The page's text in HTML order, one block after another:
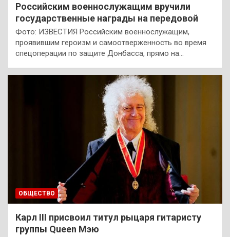
Российским военнослужащим вручили
государственные награды на передовой
Фото: ИЗВЕСТИЯ Российским военнослужащим,
проявившим героизм и самоотверженность во время
спецоперации по защите Донбасса, прямо на…
ОБЩЕСТВО
Карл III присвоил титул рыцаря гитаристу
группы Queen Мэю